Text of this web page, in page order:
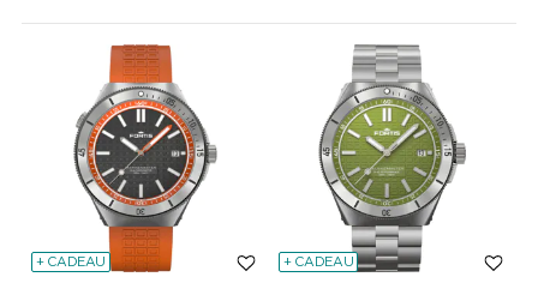
+ CADEAU + CADEAU